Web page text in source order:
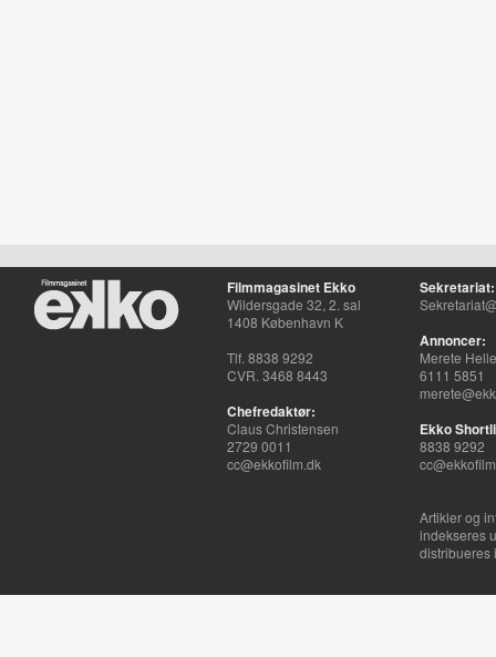
Filmmagasinet Ekko
Wildersgade 32, 2. sal
1408 København K
Tlf. 8838 9292
CVR. 3468 8443
Chefredaktør:
Claus Christensen
2729 0011
cc@ekkofilm.dk
Sekretariat:
Annoncer:
Merete
6111 5851
Ekko
8838 9292
Artikler og
indekseres
distribueres